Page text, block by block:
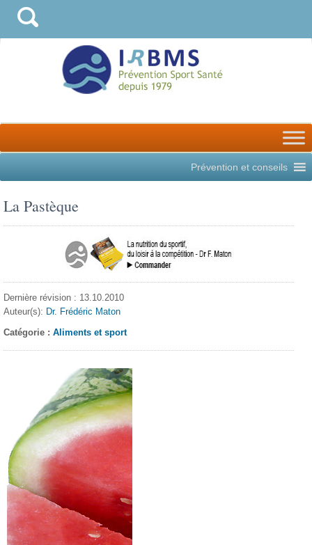
Prévention et conseils
La Pastèque
Dernière révision : 13.10.2010
Auteur(s): Dr. Frédéric Maton
Catégorie :Aliments et sport